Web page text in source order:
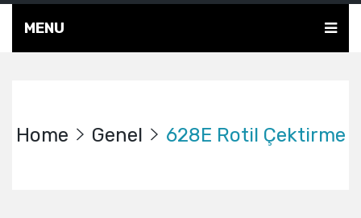
MENU
Home Genel 628E Rotil Çektirme